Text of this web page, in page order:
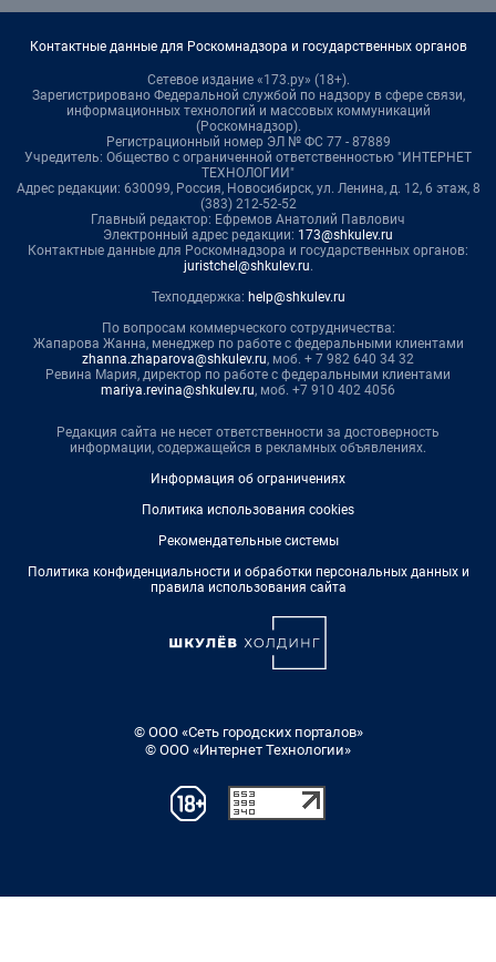
Контактные данные для Роскомнадзора и государственных органов
Сетевое издание «173.ру» (18+).
Зарегистрировано Федеральной службой по надзору в сфере связи,
информационных технологий и массовых коммуникаций
(Роскомнадзор).
Регистрационный номер ЭЛ № ФС 77 - 87889
Учредитель: Общество с ограниченной ответственностью "ИНТЕРНЕТ
ТЕХНОЛОГИИ"
Адрес редакции: 630099, Россия, Новосибирск, ул. Ленина, д. 12, 6 этаж, 8
(383) 212-52-52
Главный редактор: Ефремов Анатолий Павлович
Электронный адрес редакции: 173@shkulev.ru
Контактные данные для Роскомнадзора и государственных органов:
juristchel@shkulev.ru.
Техподдержка: help@shkulev.ru
По вопросам коммерческого сотрудничества:
Жапарова Жанна, менеджер по работе с федеральными клиентами
zhanna.zhaparova@shkulev.ru, моб. + 7 982 640 34 32
Ревина Мария, директор по работе с федеральными клиентами
mariya.revina@shkulev.ru, моб. +7 910 402 4056
Редакция сайта не несет ответственности за достоверность
информации, содержащейся в рекламных объявлениях.
Информация об ограничениях
Политика использования cookies
Рекомендательные системы
Политика конфиденциальности и обработки персональных данных и
правила использования сайта
© ООО «Сеть городских порталов»
© ООО «Интернет Технологии»